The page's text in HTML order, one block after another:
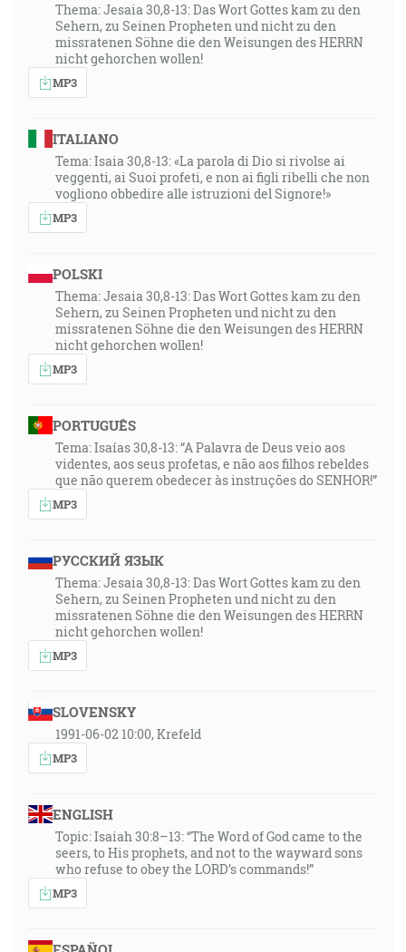
Thema: Jesaia 30,8-13: Das Wort Gottes kam zu den
Sehern, zu Seinen Propheten und nicht zu den
missratenen Söhne die den Weisungen des HERRN
nicht gehorchen wollen!
MP3
ITALIANO
Tema: Isaia 30,8-13: «La parola di Dio si rivolse ai
veggenti, ai Suoi profeti, e non ai figli ribelli che non
vogliono obbedire alle istruzioni del Signore!»
MP3
POLSKI
Thema: Jesaia 30,8-13: Das Wort Gottes kam zu den
Sehern, zu Seinen Propheten und nicht zu den
missratenen Söhne die den Weisungen des HERRN
nicht gehorchen wollen!
MP3
PORTUGUÊS
Tema: Isaías 30,8-13: “A Palavra de Deus veio aos
videntes, aos seus profetas, e não aos filhos rebeldes
que não querem obedecer às instruções do SENHOR!”
MP3
РУССКИЙ ЯЗЫК
Thema: Jesaia 30,8-13: Das Wort Gottes kam zu den
Sehern, zu Seinen Propheten und nicht zu den
missratenen Söhne die den Weisungen des HERRN
nicht gehorchen wollen!
MP3
SLOVENSKY
1991-06-02 10:00, Krefeld
MP3
ENGLISH
Topic: Isaiah 30:8–13: “The Word of God came to the
seers, to His prophets, and not to the wayward sons
who refuse to obey the LORD’s commands!”
MP3